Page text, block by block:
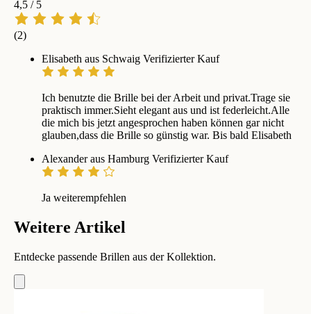
4,5 / 5
(2)
Elisabeth aus Schwaig Verifizierter Kauf
Ich benutzte die Brille bei der Arbeit und privat.Trage sie
praktisch immer.Sieht elegant aus und ist federleicht.Alle
die mich bis jetzt angesprochen haben können gar nicht
glauben,dass die Brille so günstig war. Bis bald Elisabeth
Alexander aus Hamburg Verifizierter Kauf
Ja weiterempfehlen
Weitere Artikel
Entdecke passende Brillen aus der Kollektion.